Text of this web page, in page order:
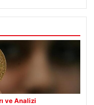
ve Analizi